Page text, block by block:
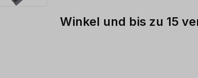
Winkel und bis zu 15